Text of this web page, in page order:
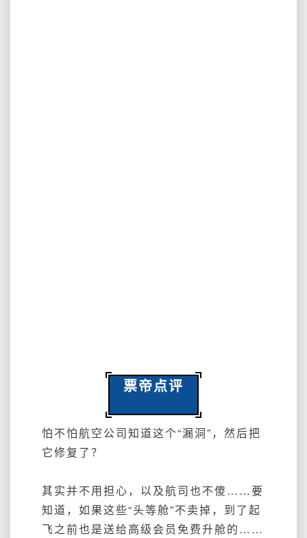
票帝点评
怕不怕航空公司知道这个“漏洞”，然后把
它修复了？
其实并不用担心，以及航司也不傻……要
知道，如果这些“头等舱”不卖掉，到了起
飞之前也是送给高级会员免费升舱的……